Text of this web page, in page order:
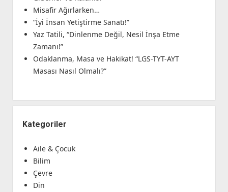
Misafir Ağırlarken…
“İyi İnsan Yetiştirme Sanatı!”
Yaz Tatili, “Dinlenme Değil, Nesil İnşa Etme
Zamanı!”
Odaklanma, Masa ve Hakikat! “LGS-TYT-AYT
Masası Nasıl Olmalı?”
Kategoriler
Aile & Çocuk
Bilim
Çevre
Din